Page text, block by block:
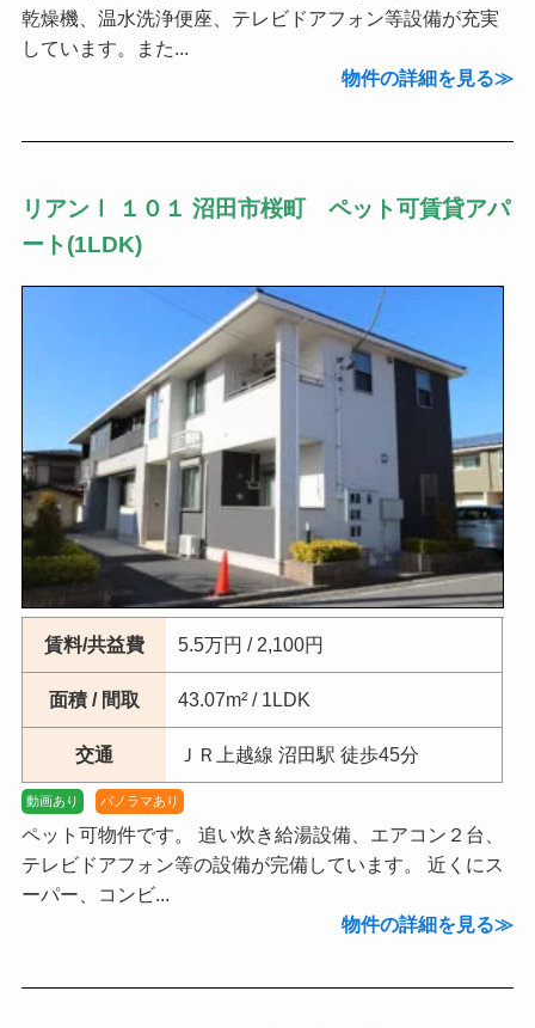
乾燥機、温水洗浄便座、テレビドアフォン等設備が充実
しています。また...
物件の詳細を見る
リアンⅠ １０１ 沼田市桜町 ペット可賃貸アパ
ート(1LDK)
賃料/共益費 5.5万円 / 2,100円
面積 / 間取 43.07m² / 1LDK
交通 ＪＲ上越線 沼田駅 徒歩45分
動画あり パノラマあり
ペット可物件です。 追い炊き給湯設備、エアコン２台、
テレビドアフォン等の設備が完備しています。 近くにス
ーパー、コンビ...
物件の詳細を見る